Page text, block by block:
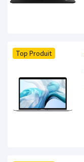
Top Produit